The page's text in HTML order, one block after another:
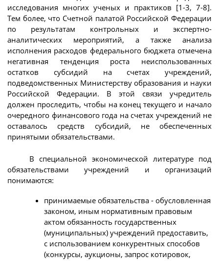
исследования многих ученых и практиков [1-3, 7-8].
Тем более, что Счетной палатой Российской Федерации
по результатам контрольных и экспертно-
аналитических мероприятий, а также анализа
исполнения расходов федерального бюджета отмечена
негативная тенденция роста неиспользованных
остатков субсидий на счетах учреждений,
подведомственных Министерству образования и науки
Российской Федерации. В этой связи учредитель
должен проследить, чтобы на конец текущего и начало
очередного финансового года на счетах учреждений не
оставалось средств субсидий, не обеспеченных
принятыми обязательствами.
В специальной экономической литературе под
обязательствами учреждений и организаций
понимаются:
принимаемые обязательства - обусловленная
законом, иным нормативным правовым
актом обязанность государственных
(муниципальных) учреждений предоставить,
с использованием конкурентных способов
(конкурсы, аукционы, запрос котировок,